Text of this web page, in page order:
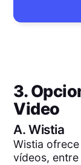
3.
Video
A.Wistia
Wistia
vídeos, entre